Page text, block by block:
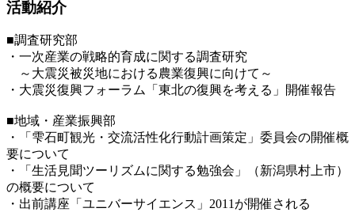
活動紹介
■調査研究部
・一次産業の戦略的育成に関する調査研究
～大震災被災地における農業復興に向けて～
・大震災復興フォーラム「東北の復興を考える」開催報告
■地域・産業振興部
・「雫石町観光・交流活性化行動計画策定」委員会の開催概
要について
・「生活見聞ツーリズムに関する勉強会」（新潟県村上市）
の概要について
・出前講座「ユニバーサイエンス」2011が開催される